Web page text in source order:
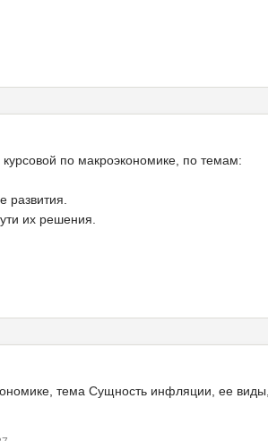
курсовой по макроэкономике, по темам:
развития.
их решения.
тема Сущность инфляции, ее